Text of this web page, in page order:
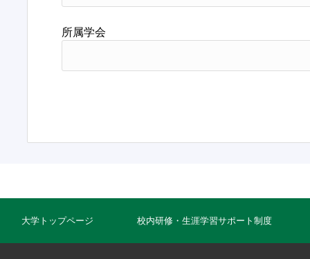
所属学会
大学トップページ 校内研修・生涯学習サポート制度